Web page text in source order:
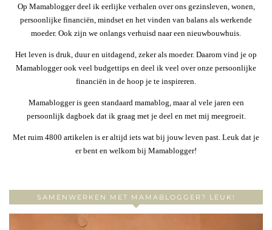
Op Mamablogger deel ik eerlijke verhalen over ons gezinsleven, wonen,
persoonlijke financiën, mindset en het vinden van balans als werkende
moeder. Ook zijn we onlangs verhuisd naar een nieuwbouwhuis.
Het leven is druk, duur en uitdagend, zeker als moeder. Daarom vind je op
Mamablogger ook veel budgettips en deel ik veel over onze persoonlijke
financiën in de hoop je te inspireren.
Mamablogger is geen standaard mamablog, maar al vele jaren een
persoonlijk dagboek dat ik graag met je deel en met mij meegroeit.
Met ruim 4800 artikelen is er altijd iets wat bij jouw leven past. Leuk dat je
er bent en welkom bij Mamablogger!
SAMENWERKEN MET MAMABLOGGER? LEUK!